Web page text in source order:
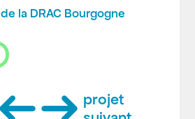
la DRAC Bourgogne
projet